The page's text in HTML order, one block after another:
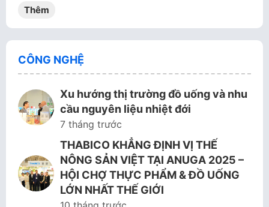
Thêm
CÔNG NGHỆ
Xu hướng thị trường đồ uống và nhu
cầu nguyên liệu nhiệt đới
7 tháng trước
THABICO KHẲNG ĐỊNH VỊ THẾ
NÔNG SẢN VIỆT TẠI ANUGA 2025 –
HỘI CHỢ THỰC PHẨM & ĐỒ UỐNG
LỚN NHẤT THẾ GIỚI